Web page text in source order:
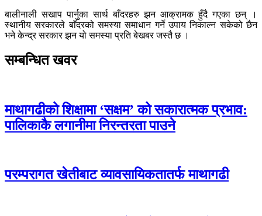
बालीनाली सखाप पार्नुका सार्थ बाँदरहरु झन आक्रामक हुँदै गएका छन् ।
स्थानीय सरकारले बाँदरको समस्या समाधान गर्ने उपाय निकाल्न सकेको छैन
भने केन्द्र सरकार झन यो समस्या प्रति बेखबर जस्तै छ ।
सम्बन्धित खवर
माथागढीको शिक्षामा ‘सक्षम’ को सकारात्मक प्रभाव:
पालिकाकै लगानीमा निरन्तरता पाउने
परम्परागत खेतीबाट व्यावसायिकतातर्फ माथागढी